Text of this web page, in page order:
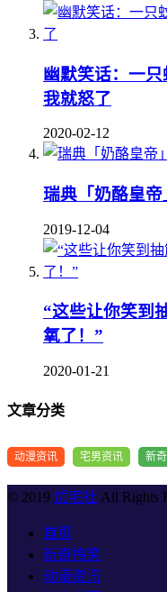
幽默笑话：一
我就怒了
2020-02-12
瑞典「奶酪皇
2019-12-04
“这些让你笑到
氧了！”
2020-01-21
文章分类
动漫资讯 宅男资讯 新
© 2019 优宅社 All Rights
首页
新奇搞笑
动漫资讯